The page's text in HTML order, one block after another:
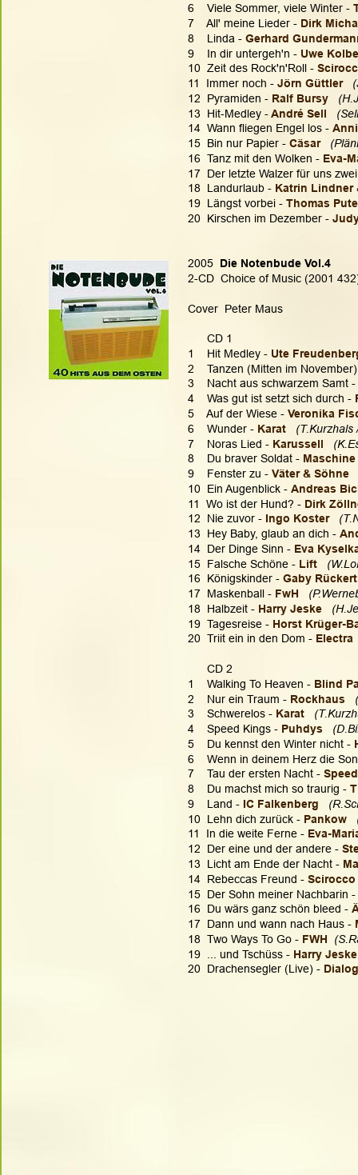
6    Viele Sommer, viele Winter -
7    All' meine Lieder - Dirk
8    Linda - Gerhard
9    In dir untergeh'n - Uwe
10  Zeit des Rock'n'Roll -
11  Immer noch - Jörn Güttler
12  Pyramiden - Ralf Bursy
13  Hit-Medley - André Sell
14  Wann fliegen Engel los -
15  Bin nur Papier - Cäsar
16  Tanz mit den Wolken - Eva-
17  Der letzte Walzer für uns
18  Landurlaub - Katrin Lindner
19  Längst vorbei - Thomas
20  Kirschen im Dezember -
2005 Die Notenbude Vol.4
2-CD  Choice of Music (2001
Cover  Peter Maus
      CD 1
1    Hit Medley - Ute
2    Tanzen (Mitten im
3    Nacht aus schwarzem Samt -
4    Was gut ist setzt sich durch -
5    Auf der Wiese - Veronika
6    Wunder - Karat
(T.Kurzhals
7    Noras Lied - Karussell
8    Du braver Soldat -
9    Fenster zu - Väter & Söhne
10  Ein Augenblick - Andreas
11  Wo ist der Hund? - Dirk
12  Nie zuvor - Ingo Koster
13  Hey Baby, glaub an dich -
14  Der Dinge Sinn - Eva
15  Falsche Schöne - Lift
16  Königskinder - Gaby
17  Maskenball - FwH
18  Halbzeit - Harry Jeske
19  Tagesreise - Horst Krüger-
20  Triit ein in den Dom - Electra
      CD 2
1    Walking To Heaven - Blind
2    Nur ein Traum - Rockhaus
3    Schwerelos - Karat
4    Speed Kings - Puhdys
5    Du kennst den Winter nicht -
6    Wenn in deinem Herz die
7    Tau der ersten Nacht - Speed
8    Du machst mich so traurig -
9    Land - IC Falkenberg
10  Lehn dich zurück - Pankow
11  In die weite Ferne - Eva-
12  Der eine und der andere -
13  Licht am Ende der Nacht -
14  Rebeccas Freund - Scirocco
15  Der Sohn meiner Nachbarin -
16  Du wärs ganz schön bleed -
17  Dann und wann nach Haus -
18  Two Ways To Go - FWH
19  ... und Tschüss - Harry Jeske
20  Drachensegler (Live) - Dialog